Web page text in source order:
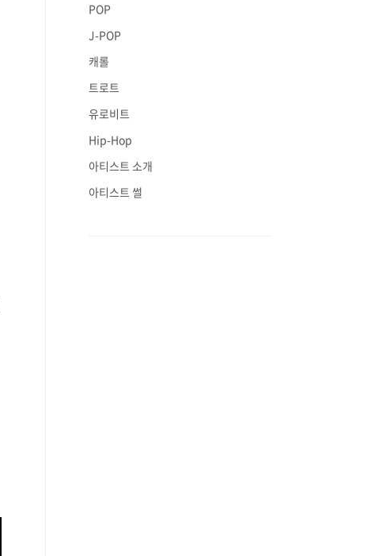
POP
J-POP
캐롤
트로트
유로비트
Hip-Hop
아티스트 소개
아티스트 썰